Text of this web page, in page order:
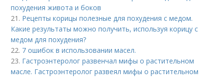
похудения живота и боков
21. Рецепты корицы полезные для похудения с медом.
Какие результаты можно получить, используя корицу с
медом для похудения?
22. 7 ошибок в использовании масел.
23. Гастроэнтеролог развенчал мифы о растительном
масле. Гастроэнтеролог развеял мифы о растительном